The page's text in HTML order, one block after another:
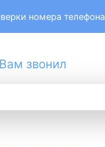
номера телефона
звонил